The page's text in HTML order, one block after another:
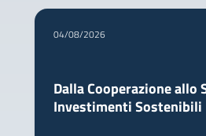
04/08/2026
Dalla Cooperazione allo
Investimenti Sostenibili